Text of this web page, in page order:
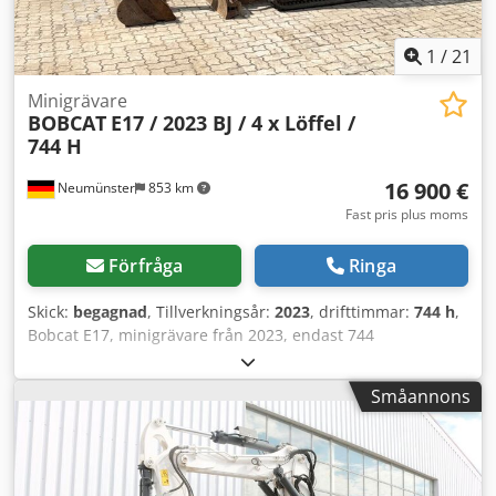
1 /21
Neumünster 853 km
Minigrävare
BOBCAT E17 / 2023 BJ / 4 x Löffel /
744 H
16 900 €
Fast pris plus moms
Förfråga Ringa
Skick: begagnad, Tillverkningsår: 2023, drifttimmar: 744 h,
Bobcat E17, minigrävare från 2023, endast 744
drifttimmar, inklusive 4 skopor! ---- * Tillverkare: Bobcat *
Modell: E17 * Årsmodell: 2023 * Avlästa drifttimmar: ca
744 Dsdpfx Ajzp Ayvemksck * Inkluderar 4 skopor * Snabbt
kopplingssystem * Fullt förarhytt * Utdragbart underrede *
Driftsvikt: 1 711 kg * Kubota dieselmotor * Pris: 16 900
euro, netto + 19 % moms ---- För ytterligare frågor,
Småannons